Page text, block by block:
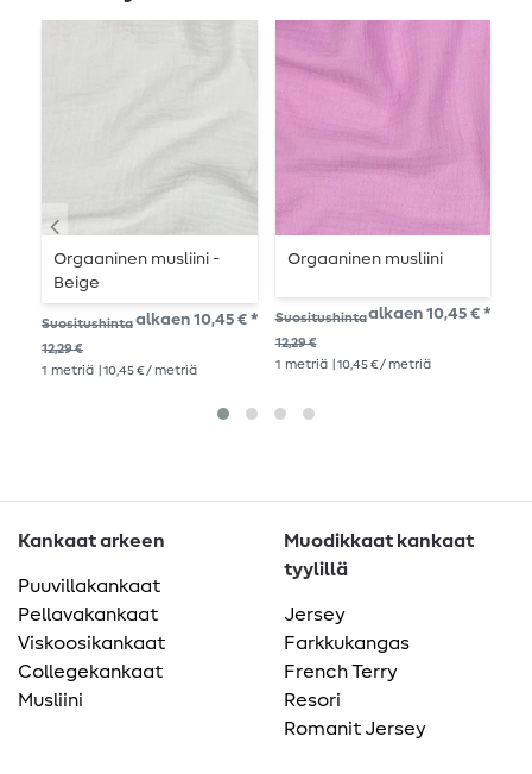
Orgaaninen musliini -
Beige
Suositushinta
12,29 €
alkaen 10,45 € *
1 metriä | 10,45 € / metriä
Orgaaninen musliini
Suositushinta
12,29 €
alkaen 10,45 € *
1 metriä | 10,45 € / metriä
Kankaat arkeen
Puuvillakankaat
Pellavakankaat
Viskoosikankaat
Collegekankaat
Musliini
Muodikkaat kankaat
tyylillä
Jersey
Farkkukangas
French Terry
Resori
Romanit Jersey